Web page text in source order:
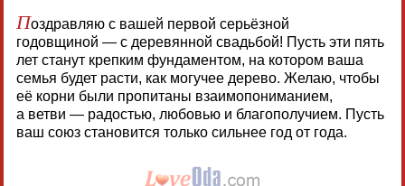
Поздравляю с вашей первой серьёзной
годовщиной — с деревянной свадьбой! Пусть эти пять
лет станут крепким фундаментом, на котором ваша
семья будет расти, как могучее дерево. Желаю, чтобы
её корни были пропитаны взаимопониманием,
а ветви — радостью, любовью и благополучием. Пусть
ваш союз становится только сильнее год от года.